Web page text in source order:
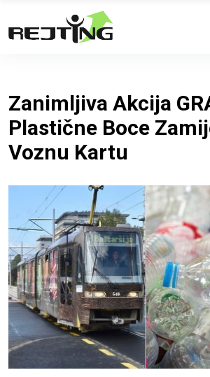
Zanimljiva Akcija
Plastične Boce
Voznu Kartu